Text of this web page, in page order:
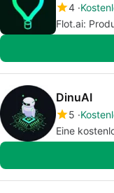
4
Flot.ai:
DinuAI
5
Eine